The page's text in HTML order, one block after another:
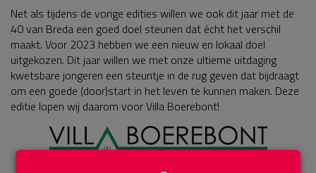
Net als tijdens de vorige edities willen we ook dit jaar met de
40 van Breda een goed doel steunen dat écht het verschil
maakt. Voor 2023 hebben we een nieuw en lokaal doel
uitgekozen. Dit jaar willen we met onze ultieme uitdaging
kwetsbare jongeren een steuntje in de rug geven dat bijdraagt
om een goede (door)start in het leven te kunnen maken. Deze
editie lopen wij daarom voor Villa Boerebont!